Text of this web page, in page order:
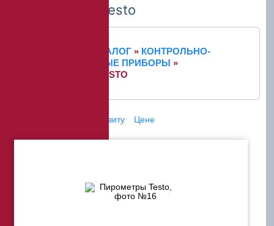
Пирометры Testo
КАТАЛОГ » КОНТРОЛЬНО-
ИЗМЕРИТЕЛЬНЫЕ ПРИБОРЫ »
ПИРОМЕТРЫ TESTO
Алфавиту Цене